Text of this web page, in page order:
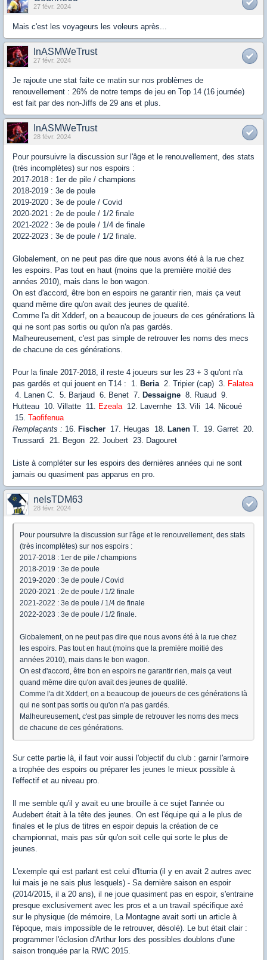
27 févr. 2024
Mais c'est les voyageurs les voleurs après...
InASMWeTrust
27 févr. 2024
Je rajoute une stat faite ce matin sur nos problèmes de
renouvellement : 26% de notre temps de jeu en Top 14 (16 journée)
est fait par des non-Jiffs de 29 ans et plus.
InASMWeTrust
28 févr. 2024
Pour poursuivre la discussion sur l'âge et le renouvellement, des stats
(très incomplètes) sur nos espoirs :
2017-2018 : 1er de pile / champions
2018-2019 : 3e de poule
2019-2020 : 3e de poule / Covid
2020-2021 : 2e de poule / 1/2 finale
2021-2022 : 3e de poule / 1/4 de finale
2022-2023 : 3e de poule / 1/2 finale.
Globalement, on ne peut pas dire que nous avons été à la rue chez
les espoirs. Pas tout en haut (moins que la première moitié des
années 2010), mais dans le bon wagon.
On est d'accord, être bon en espoirs ne garantir rien, mais ça veut
quand même dire qu'on avait des jeunes de qualité.
Comme l'a dit Xdderf, on a beaucoup de joueurs de ces générations là
qui ne sont pas sortis ou qu'on n'a pas gardés.
Malheureusement, c'est pas simple de retrouver les noms des mecs
de chacune de ces générations.
Pour la finale 2017-2018, il reste 4 joueurs sur les 23 + 3 qu'ont n'a
pas gardés et qui jouent en T14 :
1. Beria 2. Tripier (cap) 3. Falatea
4. Lanen C. 5. Barjaud 6. Benet 7. Dessaigne 8. Ruaud 9.
Hutteau 10. Villatte 11. Ezeala 12. Lavernhe 13. Vili 14. Nicoué
15. Taofifenua
Remplaçants : 16. Fischer 17. Heugas 18. Lanen T. 19. Garret 20.
Trussardi 21. Begon 22. Joubert 23. Dagouret
Liste à compléter sur les espoirs des dernières années qui ne sont
jamais ou quasiment pas apparus en pro.
nelsTDM63
28 févr. 2024
Pour poursuivre la discussion sur l'âge et le renouvellement, des stats
(très incomplètes) sur nos espoirs :
2017-2018 : 1er de pile / champions
2018-2019 : 3e de poule
2019-2020 : 3e de poule / Covid
2020-2021 : 2e de poule / 1/2 finale
2021-2022 : 3e de poule / 1/4 de finale
2022-2023 : 3e de poule / 1/2 finale.
Globalement, on ne peut pas dire que nous avons été à la rue chez
les espoirs. Pas tout en haut (moins que la première moitié des
années 2010), mais dans le bon wagon.
On est d'accord, être bon en espoirs ne garantir rien, mais ça veut
quand même dire qu'on avait des jeunes de qualité.
Comme l'a dit Xdderf, on a beaucoup de joueurs de ces générations là
qui ne sont pas sortis ou qu'on n'a pas gardés.
Malheureusement, c'est pas simple de retrouver les noms des mecs
de chacune de ces générations.
Sur cette partie là, il faut voir aussi l'objectif du club : garnir l'armoire
a trophée des espoirs ou préparer les jeunes le mieux possible à
l'effectif et au niveau pro.
Il me semble qu'il y avait eu une brouille à ce sujet l'année ou
Audebert était à la tête des jeunes. On est l'équipe qui a le plus de
finales et le plus de titres en espoir depuis la création de ce
championnat, mais pas sûr qu'on soit celle qui sorte le plus de
jeunes.
L'exemple qui est parlant est celui d'Iturria (il y en avait 2 autres avec
lui mais je ne sais plus lesquels) - Sa dernière saison en espoir
(2014/2015, il a 20 ans), il ne joue quasiment pas en espoir, s'entraine
presque exclusivement avec les pros et a un travail spécifique axé
sur le physique (de mémoire, La Montagne avait sorti un article à
l'époque, mais impossible de le retrouver, désolé). Le but était clair :
programmer l'éclosion d'Arthur lors des possibles doublons d'une
saison tronquée par la RWC 2015.